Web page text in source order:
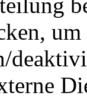
um